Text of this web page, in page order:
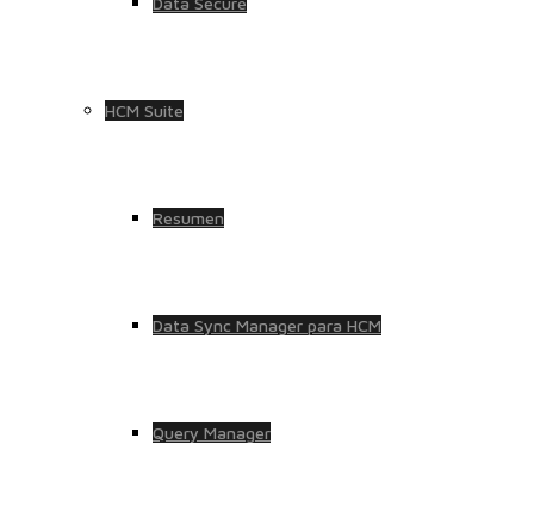
HCM Suite
Resumen
Data Sync Manager para HCM
Query Manager